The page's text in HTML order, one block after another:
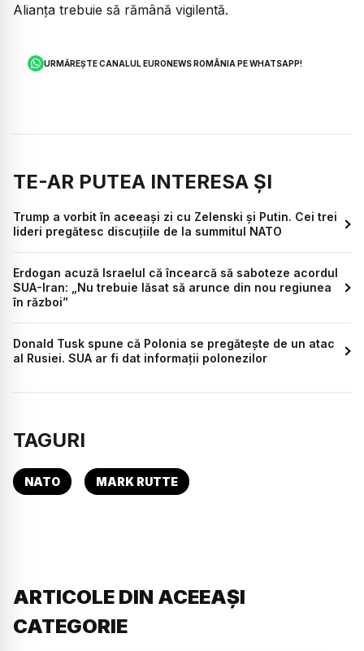
Alianța trebuie să rămână vigilentă.
URMĂREȘTE CANALUL EURONEWS ROMÂNIA PE WHATSAPP!
TE-AR PUTEA INTERESA ȘI
Trump a vorbit în aceeași zi cu Zelenski și Putin. Cei trei
lideri pregătesc discuțiile de la summitul NATO
Erdogan acuză Israelul că încearcă să saboteze acordul
SUA-Iran: „Nu trebuie lăsat să arunce din nou regiunea
în război”
Donald Tusk spune că Polonia se pregătește de un atac
al Rusiei. SUA ar fi dat informații polonezilor
TAGURI
NATO MARK RUTTE
ARTICOLE DIN ACEEAȘI
CATEGORIE